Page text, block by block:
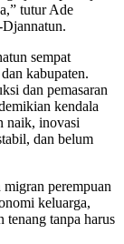
tutur Ade
sempat
kabupaten.
dan pemasaran
kendala
naik, inovasi
dan belum
perempuan
keluarga,
tenang tanpa harus